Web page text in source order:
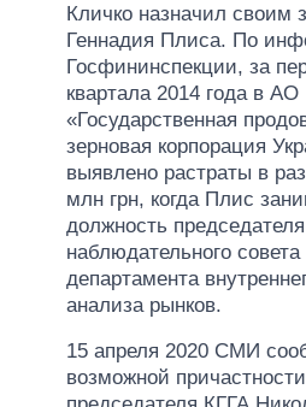
Кличко назначил своим
Геннадия Плиса. По
Госфининспекции, за
квартала 2014 года в АО
«Государственная
зерновая корпорация
выявлено растраты в
млн грн, когда Плис
должность председателя
наблюдательного
департамента
анализа рынков.
15 апреля 2020 СМИ
возможной